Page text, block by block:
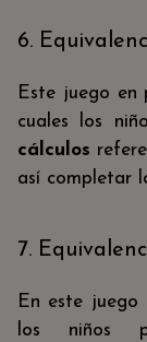
6.
Este juego en
cuales los
cálculos
así completar
7.
En este juego
los niños